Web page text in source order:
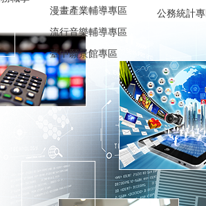
漫畫產業輔導專區
流行音樂輔導專區
臺中願景館專區
公務統計